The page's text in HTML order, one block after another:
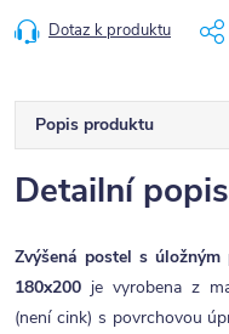
Dotaz k produktu
Popis produktu
Detailní
Zvýšená postel s
180x200 je vyrobena z
(není cink) s povrchovou